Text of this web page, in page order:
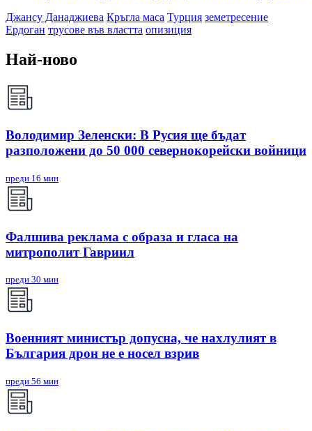
Джансу Данаджиева Кръгла маса Турция земетресение
Ердоган трусове във властта опизиция
Най-ново
Володимир Зеленски: В Русия ще бъдат
разположени до 50 000 севернокорейски войници
преди 16 мин
Фалшива реклама с образа и гласа на
митрополит Гавриил
преди 30 мин
Военният министър допусна, че нахлулият в
България дрон не е носел взрив
преди 56 мин